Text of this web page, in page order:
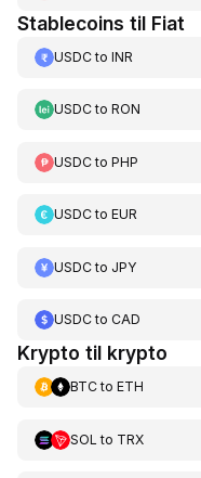
Stablecoins til Fiat
USDCto INR
USDCto RON
USDCto PHP
USDCto EUR
USDCto JPY
USDCto CAD
Krypto til krypto
BTCto ETH
SOL to TRX